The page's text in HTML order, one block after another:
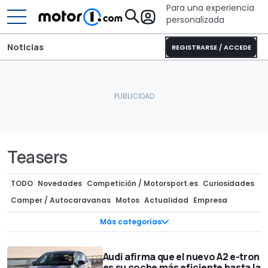
Para una experiencia
personalizada
REGISTRARSE / ACCEDE
Noticias
Teasers
Más categorías
TODO Novedades Competición / Motorsport.es Curiosidades
Camper / Autocaravanas Motos Actualidad Empresa
Componentes / Preparaciones
Superdeportivos
Ofertas Clásicos Diseño InsideEVs Recreaciones
Concept Cars Precios
Audi afirma que el nuevo A2 e-tron